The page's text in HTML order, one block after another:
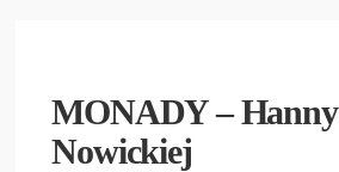
MONADY – Hanny
Nowickiej